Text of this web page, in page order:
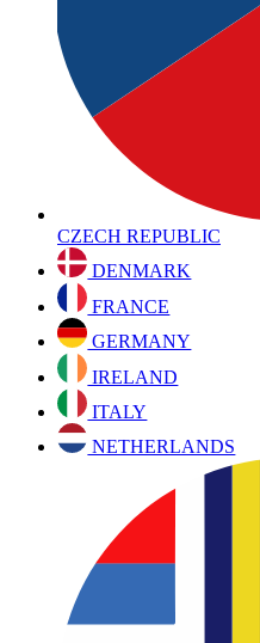
CZECH REPUBLIC
DENMARK
FRANCE
GERMANY
IRELAND
ITALY
NETHERLANDS